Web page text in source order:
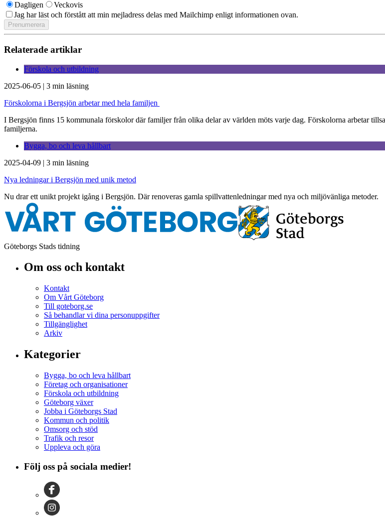
Dagligen
Veckovis
Jag har läst och förstått att min mejladress delas med Mailchimp enligt informationen ovan.
Relaterade artiklar
Förskola och utbildning
2025-06-05 | 3 min läsning
Förskolorna i Bergsjön arbetar med hela familjen
I Bergsjön finns 15 kommunala förskolor där familjer från olika delar av världen möts varje dag. Förskolorna arbetar
familjerna.
Bygga, bo och leva hållbart
2025-04-09 | 3 min läsning
Nya ledningar i Bergsjön med unik metod
Nu drar ett unikt projekt igång i Bergsjön. Där renoveras gamla spillvattenledningar med nya och miljövänliga metoder.
Göteborgs Stads tidning
Om oss och kontakt
Kontakt
Om Vårt Göteborg
Till goteborg.se
Så behandlar vi dina personuppgifter
Tillgänglighet
Arkiv
Kategorier
Bygga, bo och leva hållbart
Företag och organisationer
Förskola och utbildning
Göteborg växer
Jobba i Göteborgs Stad
Kommun och politik
Omsorg och stöd
Trafik och resor
Uppleva och göra
Följ oss på sociala medier!